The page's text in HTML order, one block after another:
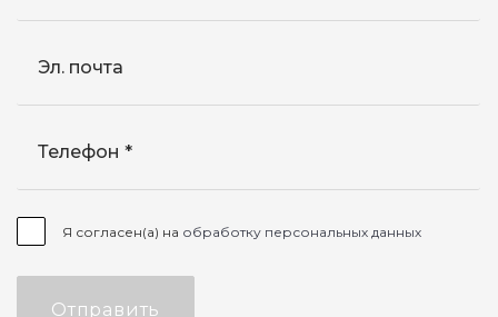
Эл. почта
Телефон
Я согласен(а) на обработку персональных данных
Отправить